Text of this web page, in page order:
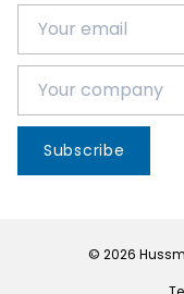
Subscribe
© 2026